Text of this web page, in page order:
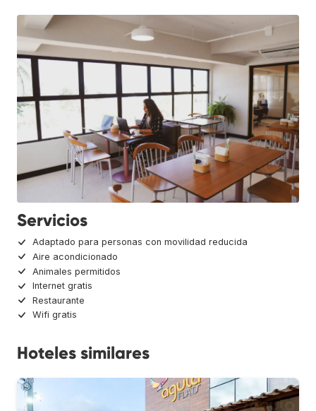
Servicios
Adaptado para personas con movilidad reducida
Aire acondicionado
Animales permitidos
Internet gratis
Restaurante
Wifi gratis
Hoteles similares